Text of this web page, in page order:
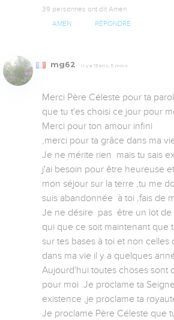
39 personnes ont dit Amen
AMEN RÉPONDRE
mg62 Il y a 13 ans, 5 mois
Merci Père Céleste pour ta
que tu t'es choisi ce jour pour
Merci pour ton amour infini
,merci pour ta grâce dans ma
Je ne mérite rien  mais tu sais
j'ai besoin pour être heureuse
mon séjour sur la terre ,tu me
suis abandonnée  à toi ,fais de
Je ne désire  pas  être un lot
qui que ce soit maintenant que
sur tes bases à toi et non celles
dans ma vie il y a quelques
Aujourd'hui toutes choses sont
pour moi .Je proclame ta
existence ,je proclame ta
Je proclame Père Céleste que